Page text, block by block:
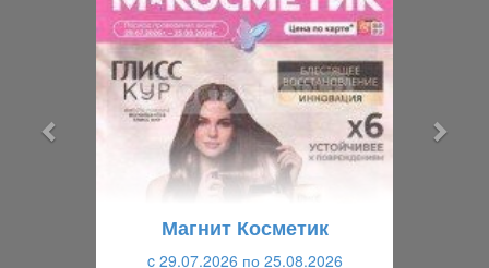
Магнит Косметик
c 29.07.2026 по 25.08.2026